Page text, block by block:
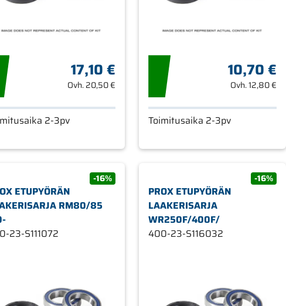
17,10 €
Ovh.20,50 €
2-3pv
10,70 €
Ovh.12,80 €
Toimitusaika 2-3pv
-16%
ETUPYÖRÄN
RM80/85
23-S111072
-16%
PROX ETUPYÖRÄN
LAAKERISARJA
WR250F/400F/
400-23-S116032